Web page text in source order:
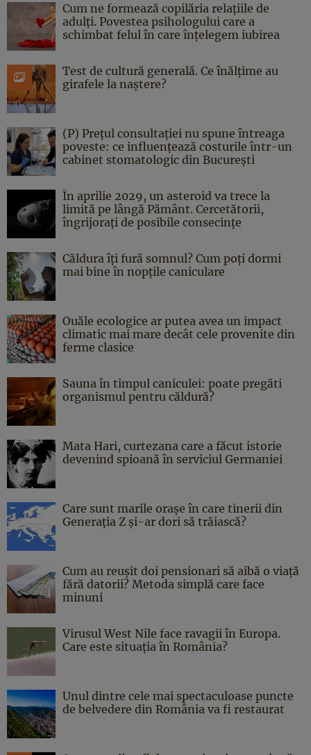
Cum ne formează copilăria relațiile de
adulți. Povestea psihologului care a
schimbat felul în care înțelegem iubirea
Test de cultură generală. Ce înălțime au
girafele la naștere?
(P) Prețul consultației nu spune întreaga
poveste: ce influențează costurile într-un
cabinet stomatologic din București
În aprilie 2029, un asteroid va trece la
limită pe lângă Pământ. Cercetătorii,
îngrijorați de posibile consecințe
Căldura îți fură somnul? Cum poți dormi
mai bine în nopțile caniculare
Ouăle ecologice ar putea avea un impact
climatic mai mare decât cele provenite din
ferme clasice
Sauna în timpul caniculei: poate pregăti
organismul pentru căldură?
Mata Hari, curtezana care a făcut istorie
devenind spioană în serviciul Germaniei
Care sunt marile orașe în care tinerii din
Generația Z și-ar dori să trăiască?
Cum au reușit doi pensionari să aibă o viață
fără datorii? Metoda simplă care face
minuni
Virusul West Nile face ravagii în Europa.
Care este situația în România?
Unul dintre cele mai spectaculoase puncte
de belvedere din România va fi restaurat